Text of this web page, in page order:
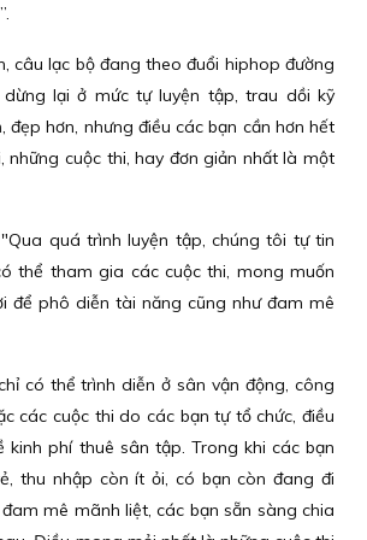
câu lạc bộ đang theo đuổi hiphop đường
lại ở mức tự luyện tập, trau dồi kỹ
đẹp hơn, nhưng điều các bạn cần hơn hết
những cuộc thi, hay đơn giản nhất là một
quá trình luyện tập, chúng tôi tự tin
thể tham gia các cuộc thi, mong muốn
để phô diễn tài năng cũng như đam mê
có thể trình diễn ở sân vận động, công
các cuộc thi do các bạn tự tổ chức, điều
kinh phí thuê sân tập. Trong khi các bạn
thu nhập còn ít ỏi, có bạn còn đang đi
mê mãnh liệt, các bạn sẵn sàng chia